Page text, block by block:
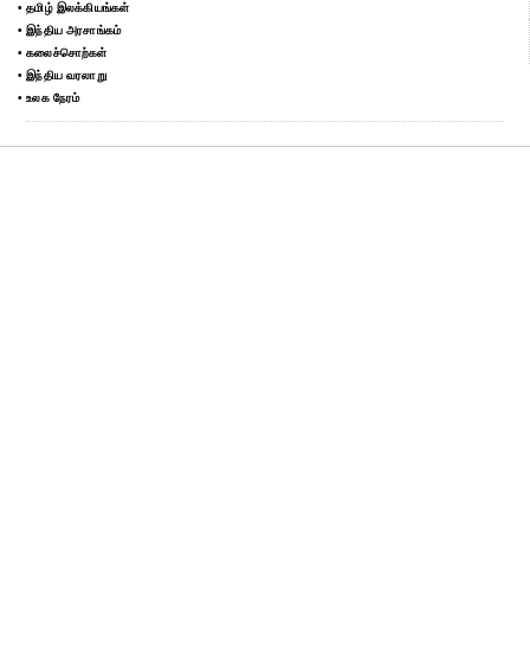
• தமிழ் இலக்கியங்கள்
• இந்திய அரசாங்கம்
• கலைச்சொற்கள்
• இந்திய வரலாறு
• உலக நேரம்